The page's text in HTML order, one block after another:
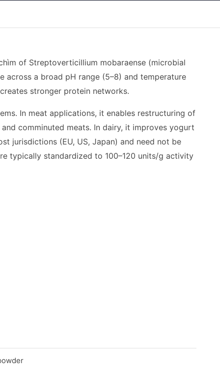
of Streptoverticillium mobaraense (microbial
across a broad pH range (5–8) and temperature
stronger protein networks.
In meat applications, it enables restructuring of
comminuted meats. In dairy, it improves yogurt
jurisdictions (EU, US, Japan) and need not be
typically standardized to 100–120 units/g activity